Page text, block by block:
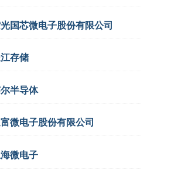
国芯微电子股份有限公司
存储
半导体
微电子股份有限公司
微电子